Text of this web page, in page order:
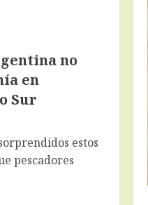
no
en
Sur
estos
pescadores